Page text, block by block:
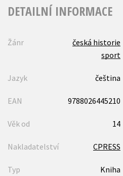
DETAILNÍ INFORMACE
Žánr
česká historie
sport
Jazyk čeština
EAN 9788026445210
Věk od 14
Nakladatelství CPRESS
Typ Kniha